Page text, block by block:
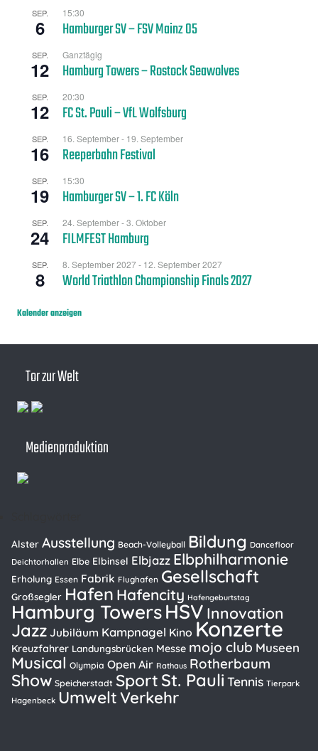
Tor zur Welt
Medienproduktion
SEP.
6
15:30
Hamburger SV – FSV Mainz 05
SEP.
12
Ganztägig
Hamburg Towers – Rostock Seawolves
SEP.
12
20:30
FC St. Pauli – VfL Wolfsburg
SEP.
16
16. September- 19. September
Reeperbahn Festival
SEP.
19
15:30
Hamburger SV – 1. FC Köln
SEP.
24
24. September-3. Oktober
FILMFEST Hamburg
SEP.
8
8. September 2027- 12. September 2027
World Triathlon Championship Finals 2027
Kalender anzeigen
Alster Ausstellung Beach-Volleyball Bildung Dancefloor
Deichtorhallen Elbe Elbinsel Elbjazz Elbphilharmonie
Erholung Essen Fabrik Flughafen Gesellschaft
Großsegler Hafen Hafencity Hafengeburtstag
Hamburg TowersHSV Innovation
Jazz Jubiläum Kampnagel Kino Konzerte
Kreuzfahrer Landungsbrücken Messe mojo club Museen
Musical Olympia Open Air Rathaus Rotherbaum
Show Speicherstadt Sport St. Pauli Tennis Tierpark
Hagenbeck UmweltVerkehr